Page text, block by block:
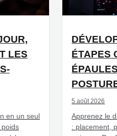
LES
en un seul
ÉTAPES
5 août 2026
Apprenez le
: placement,